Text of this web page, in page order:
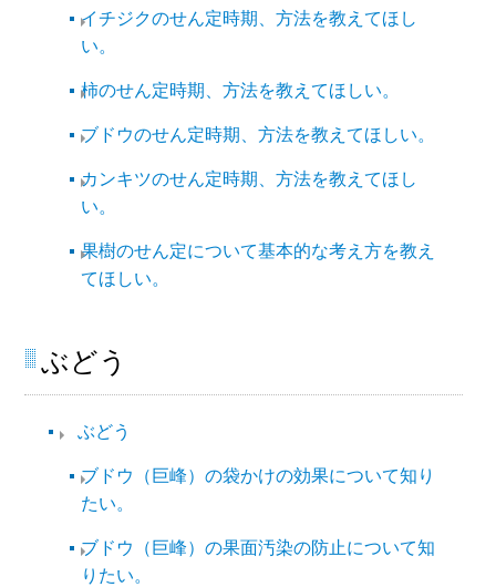
イチジクのせん定時期、方法を教えてほし
い。
柿のせん定時期、方法を教えてほしい。
ブドウのせん定時期、方法を教えてほしい。
カンキツのせん定時期、方法を教えてほし
い。
果樹のせん定について基本的な考え方を教え
てほしい。
ぶどう
ぶどう
ブドウ（巨峰）の袋かけの効果について知り
たい。
ブドウ（巨峰）の果面汚染の防止について知
りたい。